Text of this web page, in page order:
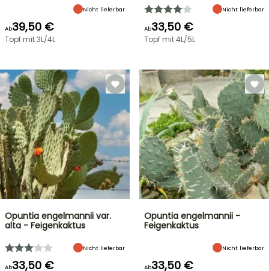
Nicht lieferbar
Ab39,50 €
Topf mit 3L/4L
Nicht lieferbar
Ab33,50 €
Topf mit 4L/5L
Opuntia engelmannii var.
alta - Feigenkaktus
Nicht lieferbar
Ab33,50 €
Opuntia engelmannii -
Feigenkaktus
Nicht lieferbar
Ab33,50 €